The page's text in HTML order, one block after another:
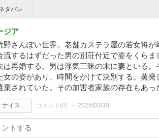
タバレ
ジア
野さんぽい世界。老舗カステラ屋の若女将
流するはずだった男の別荘付近で姿をくら
は再婚する。男は浮気三昧の末に妻といる
女の姿があり、時間をかけて決別する。蒸
棄されていた。その加害者家族の存在もあっ
ナイス コメント(0) 2025/03/30